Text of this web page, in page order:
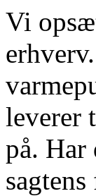
Vi
leverer
på. Har